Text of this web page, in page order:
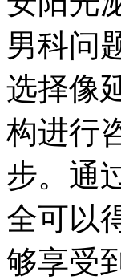
男科问
选择像
构进行
步。通
全可以
够享受